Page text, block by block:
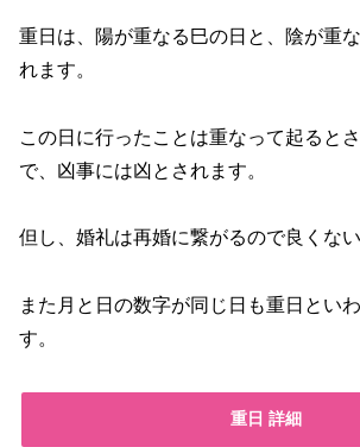
重日は、陽が重なる巳の日と、陰が重
れます。
この日に行ったことは重なって起ると
で、凶事には凶とされます。
但し、婚礼は再婚に繋がるので良くな
また月と日の数字が同じ日も重日とい
す。
重日 詳細